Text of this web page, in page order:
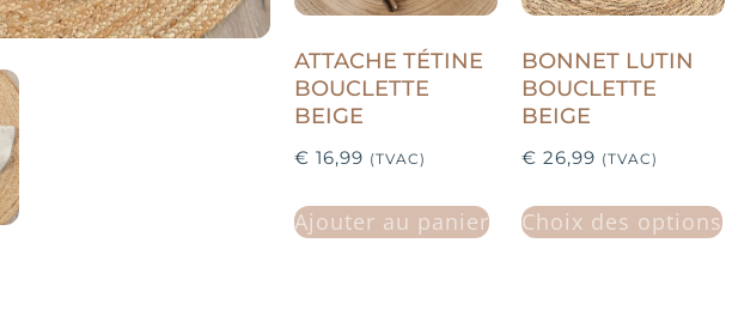
ATTACHE TÉTINE
BOUCLETTE
BEIGE
€ 16,99 (TVAC)
Ajouter au panier
BONNET LUTIN
BOUCLETTE
BEIGE
€ 26,99 (TVAC)
Choix des options